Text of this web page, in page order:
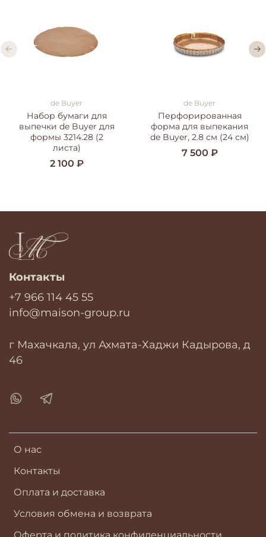
de Buyer
Набор бумаги для
выпечки de Buyer для
формы 3214.28 (2
листа)
2 100 ₽
de Buyer
Перфорированная
форма для выпекания
de Buyer, 2.8 см (24 см)
7 500 ₽
О нас
Контакты
Оплата и доставка
Условия обмена и возврата
Контакты
+7 966 114 45 55
info@maison-group.ru
г Махачкала, ул Ахмата-Хаджи Кадырова, д
46